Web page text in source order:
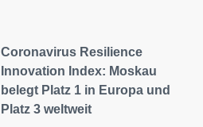
Coronavirus Resilience
Innovation Index: Moskau
belegt Platz 1 in Europa und
Platz 3 weltweit